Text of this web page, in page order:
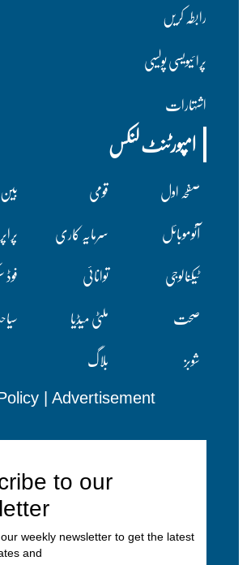
رابطہ کریں
پرا ئیویسی پولسیی
اشتہارات
امپورٹنٹ لنکس
صفحہ اول قومی
آٹوموبائل
سرمایہ کاری
ٹیکنالوجی
توانائی
صحت
ملٹی میڈیا
شوبز
بلاگ
| Advertisement
to our
weekly newsletter to get the latest
and